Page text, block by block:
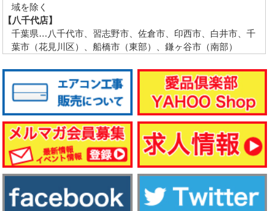
域を除く
【八千代店】
千葉県…八千代市、習志野市、佐倉市、印西市、白井市、千
葉市（花見川区）、船橋市（東部）、鎌ヶ谷市（南部）